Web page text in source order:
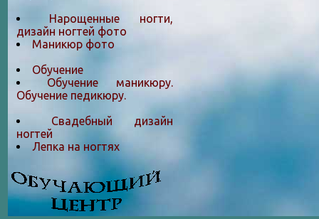
Нарощенные ногти,
дизайн ногтей фото
Маникюр фото
Обучение
Обучение маникюру.
Обучение педикюру.
Свадебный дизайн
ногтей
Лепка на ногтяx